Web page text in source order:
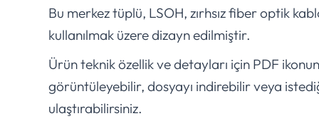
Bu merkez tüplü, LSOH, zırhsız fiber optik
kullanılmak üzere dizayn edilmiştir.
Ürün teknik özellik ve detayları için PDF
görüntüleyebilir, dosyayı indirebilir veya
ulaştırabilirsiniz.